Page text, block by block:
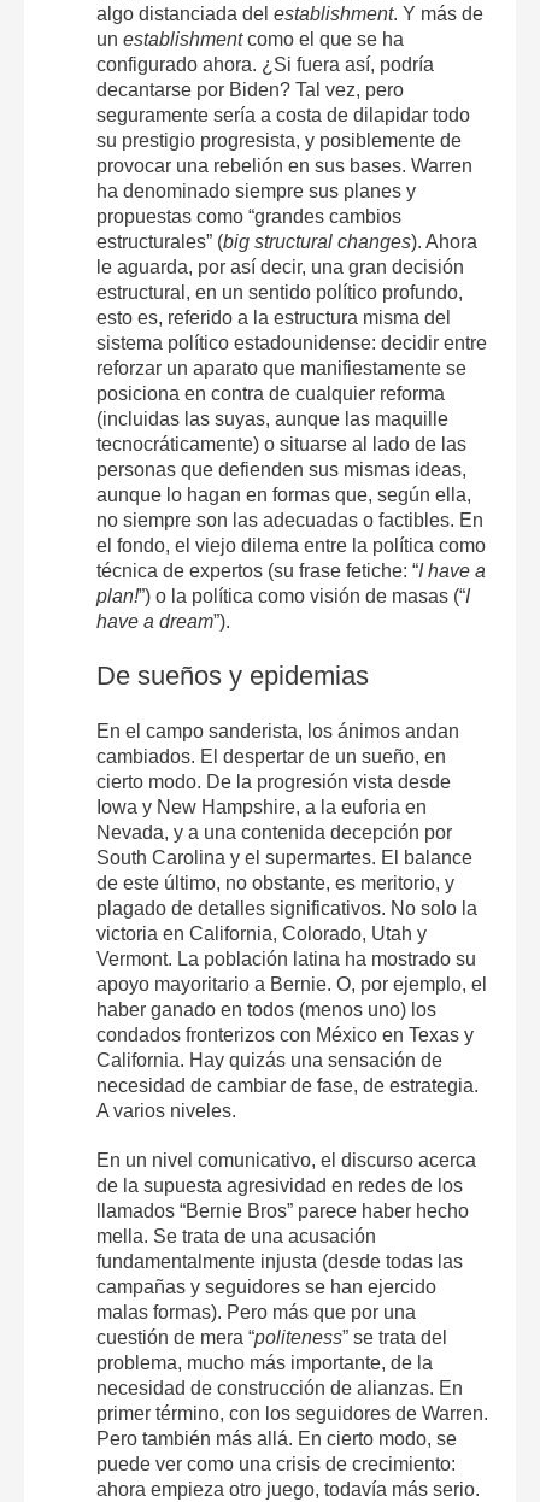
algo distanciada del establishment. Y más de
un establishmentcomo el que se ha
configurado ahora. ¿Si fuera así, podría
decantarse por Biden? Tal vez, pero
seguramente sería a costa de dilapidar todo
su prestigio progresista, y posiblemente de
provocar una rebelión en sus bases. Warren
ha denominado siempre sus planes y
propuestas como “grandes cambios
estructurales” (big structural changes). Ahora
le aguarda, por así decir, una gran decisión
estructural, en un sentido político profundo,
esto es, referido a la estructura misma del
sistema político estadounidense: decidir entre
reforzar un aparato que manifiestamente se
posiciona en contra de cualquier reforma
(incluidas las suyas, aunque las maquille
tecnocráticamente) o situarse al lado de las
personas que defienden sus mismas ideas,
aunque lo hagan en formas que, según ella,
no siempre son las adecuadas o factibles. En
el fondo, el viejo dilema entre la política como
técnica de expertos (su frase fetiche: “I have a
plan!”) o la política como visión de masas (“I
have a dream”).
De sueños y epidemias
En el campo sanderista, los ánimos andan
cambiados. El despertar de un sueño, en
cierto modo. De la progresión vista desde
Iowa y New Hampshire, a la euforia en
Nevada, y a una contenida decepción por
South Carolina y el supermartes. El balance
de este último, no obstante, es meritorio, y
plagado de detalles significativos. No solo la
victoria en California, Colorado, Utah y
Vermont. La población latina ha mostrado su
apoyo mayoritario a Bernie. O, por ejemplo, el
haber ganado en todos (menos uno) los
condados fronterizos con México en Texas y
California. Hay quizás una sensación de
necesidad de cambiar de fase, de estrategia.
A varios niveles.
En un nivel comunicativo, el discurso acerca
de la supuesta agresividad en redes de los
llamados “Bernie Bros” parece haber hecho
mella. Se trata de una acusación
fundamentalmente injusta (desde todas las
campañas y seguidores se han ejercido
malas formas). Pero más que por una
cuestión de mera “politeness” se trata del
problema, mucho más importante, de la
necesidad de construcción de alianzas. En
primer término, con los seguidores de Warren.
Pero también más allá. En cierto modo, se
puede ver como una crisis de crecimiento:
ahora empieza otro juego, todavía más serio.